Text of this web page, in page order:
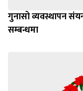
गुनासो व्यवस्थापन
सम्बन्धमा